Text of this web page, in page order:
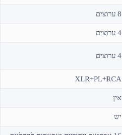
8 ערוצים
4 ערוצים
4 ערוצים
XLR+PL+RCA
אין
יש